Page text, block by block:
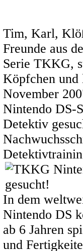
Tim, Karl,
Freunde aus
Serie TKKG,
Köpfchen und
November
Nintendo DS-
Detektiv
In dem
Nintendo DS
ab 6 Jahren
und